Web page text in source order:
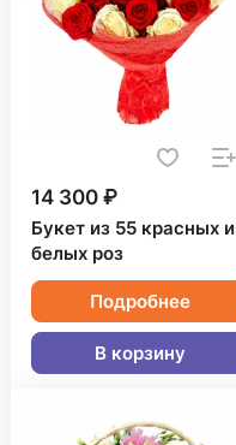
14 300 ₽
Букет из 55 красных и
белых роз
Подробнее
В корзину